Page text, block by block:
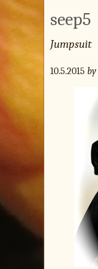
seep5
Jumpsuit
10.5.2015 by